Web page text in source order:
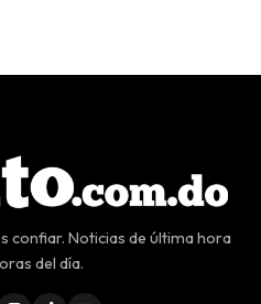
confiar. Noticias de última hora
del día.